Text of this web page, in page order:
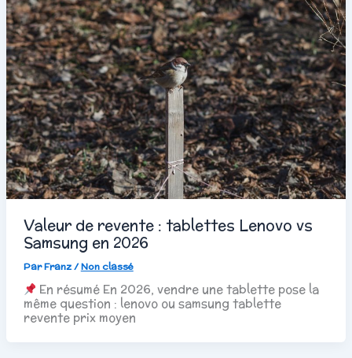
Valeur de revente : tablettes Lenovo vs
Samsung en 2026
ParFranz/Non classé
En résumé En 2026, vendre une tablette pose la
même question : lenovo ou samsung tablette
revente prix moyen